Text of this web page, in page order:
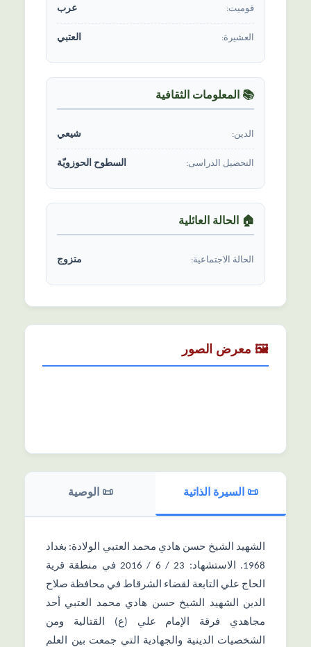
قومیت: عرب
العشیرة: العتبي
📚 المعلومات الثقافیة
الدين: شیعي
التحصیل الدراسی: السطوح الحوزویّة
🏠 الحالة العائلیة
الحالة الاجتماعیة: متزوج
🖼️ معرض الصور
📜 السیرة الذاتیة 📜 الوصیة
الشهيد الشيخ حسن هادي محمد العتبي الولادة: بغداد
1968. الاستشهاد: 23 / 6 / 2016 في منطقة قرية
الحاج علي التابعة لقضاء الشرقاط في محافظة صلاح
الدين الشهيد الشيخ حسن هادي محمد العتبي أحد
مجاهدي فرقة الإمام علي (ع) القتالية ومن
الشخصيات الدينية والجهادية التي جمعت بين العلم